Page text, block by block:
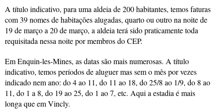
A título indicativo, para uma aldeia de 200 habitantes, temos faturas
com 39 nomes de habitações alugadas, quarto ou outro na noite de
19 de março a 20 de março, a aldeia terá sido praticamente toda
requisitada nessa noite por membros do CEP.
Em Enquin-les-Mines, as datas são mais numerosas. A título
indicativo, temos períodos de aluguer mas sem o mês por vezes
indicado nem ano: do 4 ao 11, do 11 ao 18, do 25/8 ao 1/9, do 8 ao
11, do 1 a 8, do 19 ao 25, do 1 ao 7, etc. Aqui a estadia é mais
longa que em Vincly.